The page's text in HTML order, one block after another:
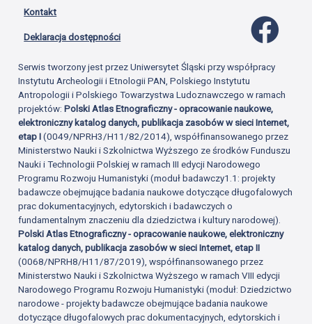
Kontakt
Deklaracja dostępności
Serwis tworzony jest przez Uniwersytet Śląski przy współpracy
Instytutu Archeologii i Etnologii PAN, Polskiego Instytutu
Antropologii i Polskiego Towarzystwa Ludoznawczego w ramach
projektów:Polski Atlas Etnograficzny - opracowanie naukowe,
elektroniczny katalog danych, publikacja zasobów w sieci Internet,
etap I(0049/NPRH3/H11/82/2014), współfinansowanego przez
Ministerstwo Nauki i Szkolnictwa Wyższego ze środków Funduszu
Nauki i Technologii Polskiej w ramach III edycji Narodowego
Programu Rozwoju Humanistyki (moduł badawczy1.1: projekty
badawcze obejmujące badania naukowe dotyczące długofalowych
prac dokumentacyjnych, edytorskich i badawczych o
fundamentalnym znaczeniu dla dziedzictwa i kultury narodowej).
Polski Atlas Etnograficzny - opracowanie naukowe, elektroniczny
katalog danych, publikacja zasobów w sieci Internet, etap II
(0068/NPRH8/H11/87/2019), współfinansowanego przez
Ministerstwo Nauki i Szkolnictwa Wyższego w ramach VIII edycji
Narodowego Programu Rozwoju Humanistyki (moduł: Dziedzictwo
narodowe - projekty badawcze obejmujące badania naukowe
dotyczące długofalowych prac dokumentacyjnych, edytorskich i